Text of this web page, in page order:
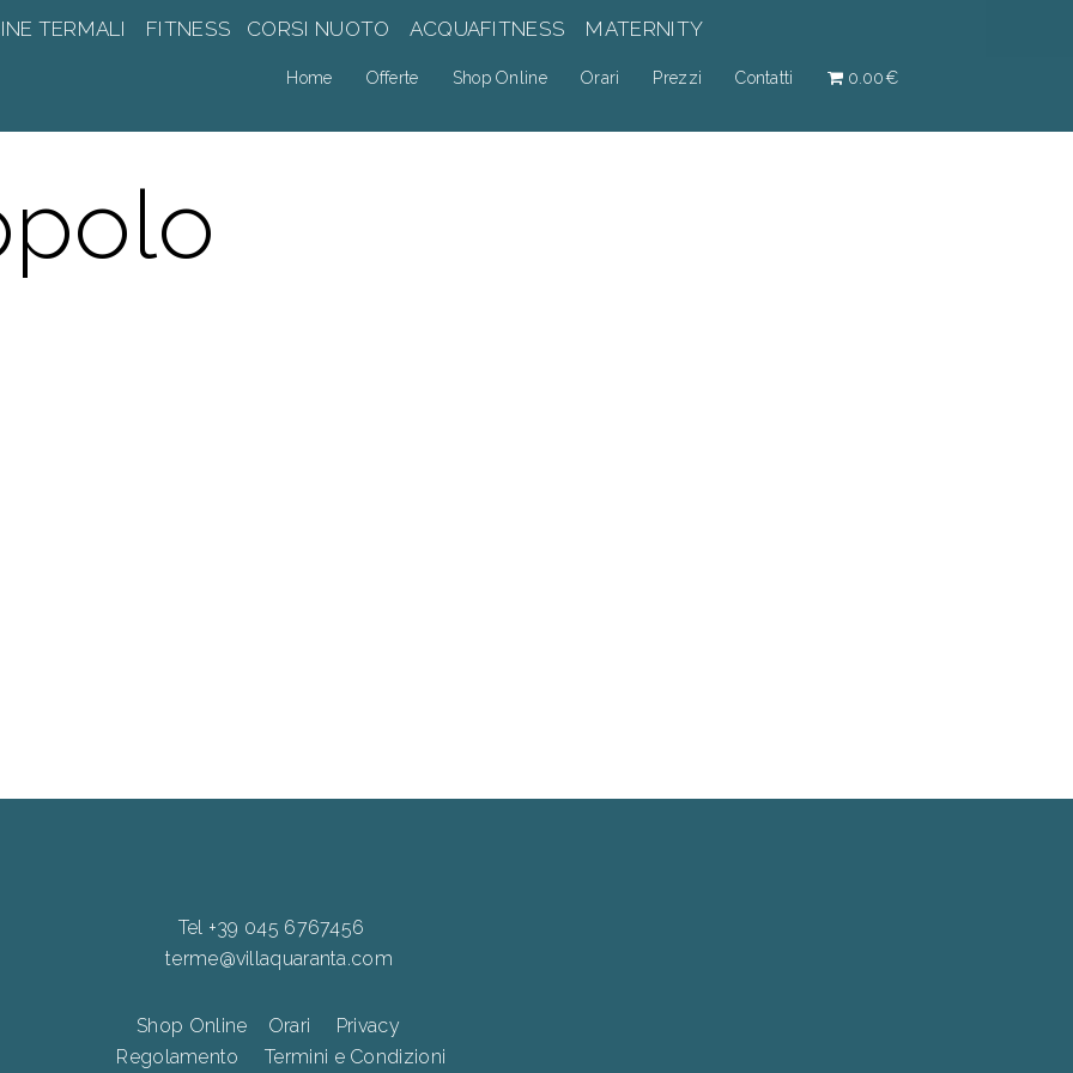
Home Offerte Shop Online Orari Prezzi Contatti 0.00€
Tel +39 045 6767456
terme@villaquaranta.com
Shop Online Orari
Privacy
Regolamento
Termini e Condizioni
TERMALI FITNESS CORSI NUOTO ACQUAFITNESS MATERNITY